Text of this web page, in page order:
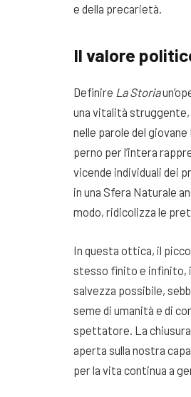
e della precarietà.
Il valore
Definire La Storia
una vitalità struggente,
nelle parole del giovane
perno per l’intera
vicende individuali dei
in una Sfera Naturale
modo, ridicolizza le
In questa ottica, il
stesso finito e infinito,
salvezza possibile,
seme di umanità e di
spettatore. La chiusura
aperta sulla nostra
per la vita continua a